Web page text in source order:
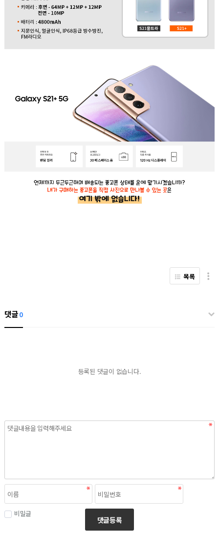
목록
댓글0
등록된 댓글이 없습니다.
비밀글
댓글등록